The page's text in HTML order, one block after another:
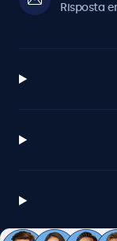
Risposta